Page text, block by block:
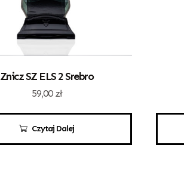
Czytaj Dalej
Znicz SZ ELS 2 Srebro
59,00 zł